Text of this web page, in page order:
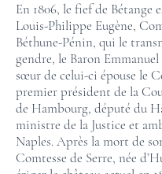
En 1806, le fief de Bétange
Louis-Philippe Eugène,
Béthune-Pénin, qui le
gendre, le Baron
sœur de celui-ci épouse le
premier président de la
de Hambourg, député du
ministre de la Justice et
Naples. Après la mort de
Comtesse de Serre, née